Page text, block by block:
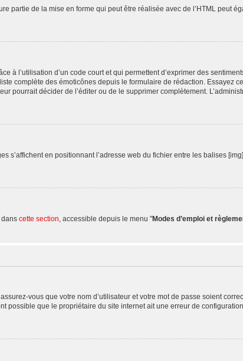
partie de la mise en forme qui peut être réalisée avec de l’HTML peut
à l’utilisation d’un code court et qui permettent d’exprimer des
complète des émoticônes depuis le formulaire de rédaction. Essayez
pourrait décider de l’éditer ou de le supprimer complètement.
s’affichent en positionnant l’adresse web du fichier entre les balises [img]
dans cette section , accessible depuis le menu "Modes d’emploi et
vous que votre nom d’utilisateur et votre mot de passe soient
possible que le propriétaire du site internet ait une erreur de